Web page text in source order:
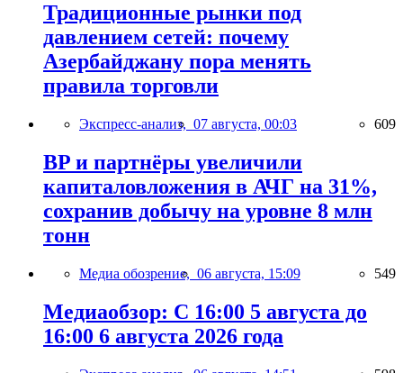
Традиционные рынки под
давлением сетей: почему
Азербайджану пора менять
правила торговли
Экспресс-анализ, 07 августа, 00:03 609
BP и партнёры увеличили
капиталовложения в АЧГ на 31%,
сохранив добычу на уровне 8 млн
тонн
Медиа обозрение, 06 августа, 15:09 549
Медиаобзор: С 16:00 5 августа до
16:00 6 августа 2026 года